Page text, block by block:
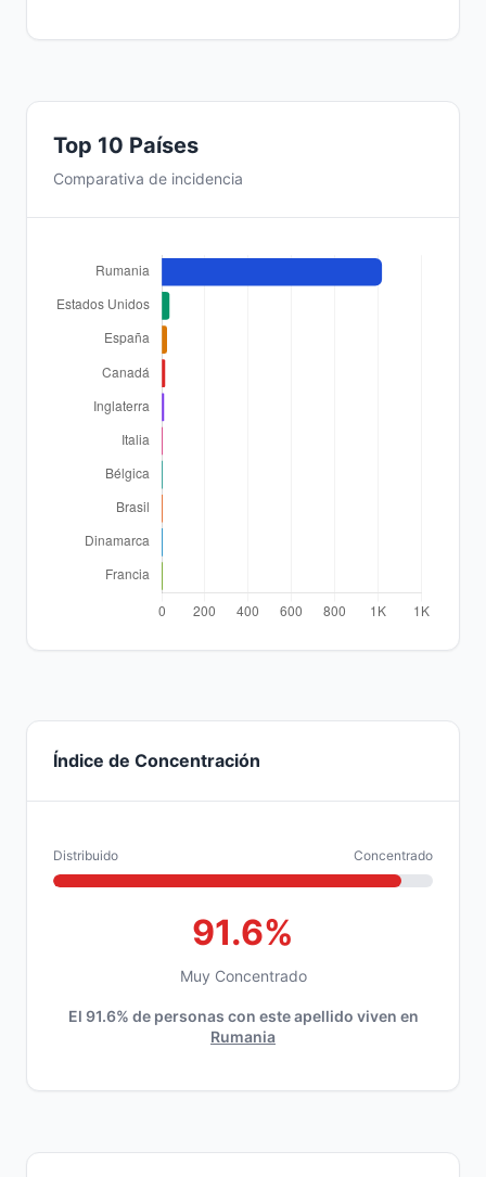
Top 10 Países
Comparativa de incidencia
Índice de Concentración
Distribuido Concentrado
91.6%
Muy Concentrado
El 91.6% de personas con este apellido viven en
Rumania